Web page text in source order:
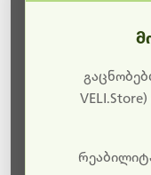
ბოდიშს
მიმდინარეობს
მალე ისევ